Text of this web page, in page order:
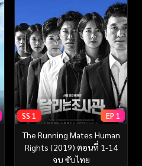
SS 1 EP 1
The Running Mates Human
Rights (2019) ตอนที่ 1-14
จบ ซับไทย